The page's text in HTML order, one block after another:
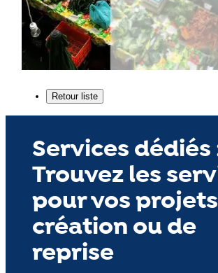
Services dédiés
Trouvez les
pour vos
création ou de
reprise